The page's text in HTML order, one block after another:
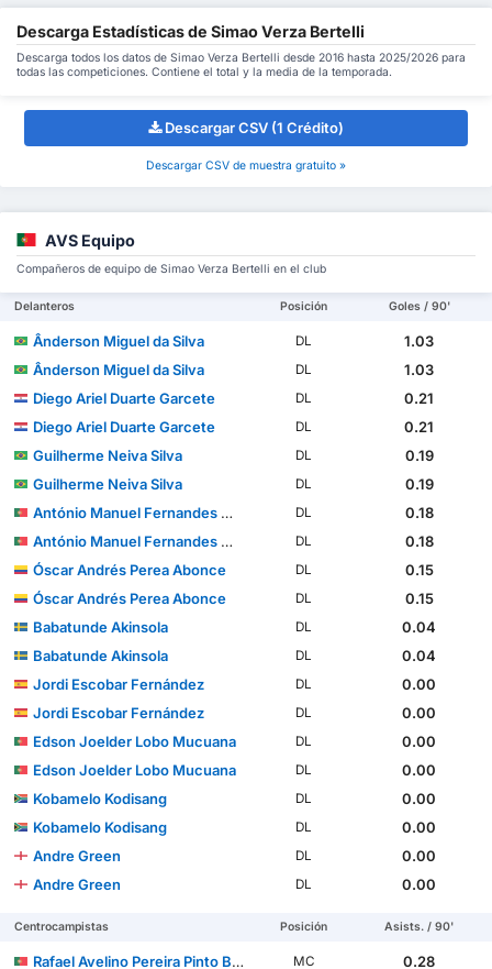
Descarga Estadísticas de Simao Verza Bertelli
Descarga todos los datos de Simao Verza Bertelli desde 2016 hasta 2025/2026 para
todas las competiciones. Contiene el total y la media de la temporada.
Descargar CSV (1 Crédito)
Descargar CSV de muestra gratuito »
AVS Equipo
Compañeros de equipo de Simao Verza Bertelli en el club
Delanteros Posición Goles / 90'
Ânderson Miguel da Silva DL
1.03
Ânderson Miguel da Silva
DL
1.03
Diego Ariel Duarte Garcete
DL
0.21
Diego Ariel Duarte Garcete
DL
0.21
Guilherme Neiva Silva
DL
0.19
Guilherme Neiva Silva
DL
0.19
António Manuel Fernandes Mendes
DL
0.18
António Manuel Fernandes Mendes
DL
0.18
Óscar Andrés Perea Abonce
DL
0.15
Óscar Andrés Perea Abonce
DL
0.15
Babatunde Akinsola
DL
0.04
Babatunde Akinsola
DL
0.04
Jordi Escobar Fernández
DL
0.00
Jordi Escobar Fernández
DL
0.00
Edson Joelder Lobo Mucuana
DL
0.00
Edson Joelder Lobo Mucuana
DL
0.00
Kobamelo Kodisang
DL
0.00
Kobamelo Kodisang
DL
0.00
Andre Green
DL
0.00
Andre Green
DL 0.00
Centrocampistas Posición Asists. / 90'
Rafael Avelino Pereira Pinto Barbosa MC 0.28